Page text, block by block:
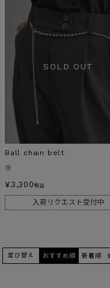
Ball chain belt
¥ 3,300 税込
入荷リクエスト受付中
並び替え おすすめ順 新着順